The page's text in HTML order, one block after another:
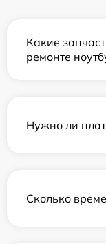
Какие
ремонте
Нужно ли
Сколько